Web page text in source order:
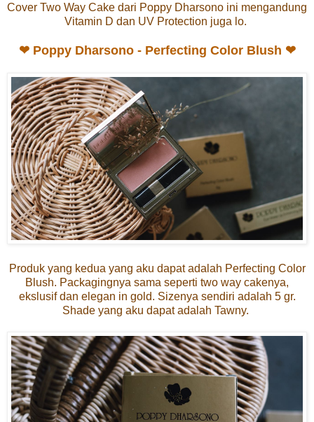
Cover Two Way Cake dari Poppy Dharsono ini mengandung
Vitamin D dan UV Protection juga lo.
❤ Poppy Dharsono - Perfecting Color Blush ❤
Produk yang kedua yang aku dapat adalah Perfecting Color
Blush. Packagingnya sama seperti two way cakenya,
ekslusif dan elegan in gold. Sizenya sendiri adalah 5 gr.
Shade yang aku dapat adalah Tawny.